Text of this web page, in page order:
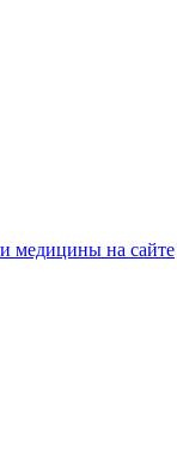
медицины на сайте